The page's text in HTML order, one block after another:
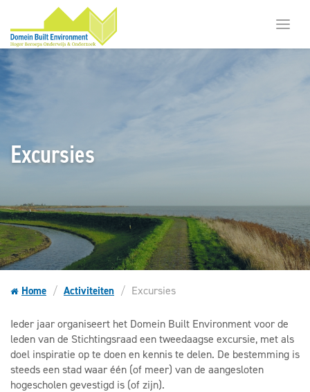
Excursies
Home Activiteiten Excursies
Ieder jaar organiseert het Domein Built Environment voor de
leden van de Stichtingsraad een tweedaagse excursie, met als
doel inspiratie op te doen en kennis te delen. De bestemming is
steeds een stad waar één (of meer) van de aangesloten
hogescholen gevestigd is (of zijn).